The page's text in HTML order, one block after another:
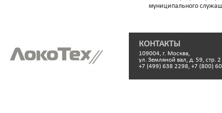
муниципального
КОНТАКТЫ
109004, г. Москва,
ул. Земляной вал, д. 59, стр. 2
+7 (499) 638 2298, +7 (800)